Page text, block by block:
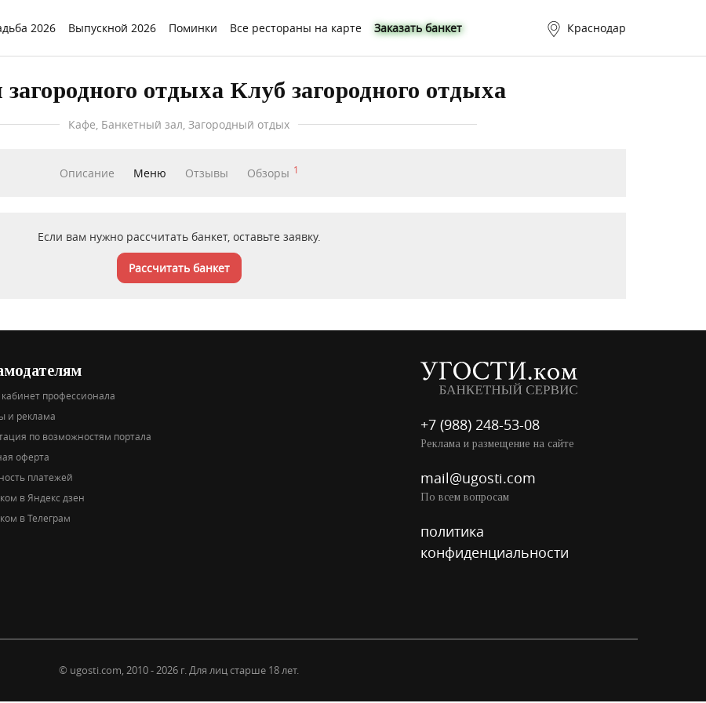
2026 Выпускной 2026 Поминки Все рестораны на карте Заказать банкет Краснодар
отдыха Клуб загородного отдыха
Кафе, Банкетный зал, Загородный отдых
Описание Меню Отзывы Обзоры 1
Если вам нужно рассчитать банкет, оставьте заявку.
Рассчитать банкет
профессионала
и реклама
по возможностям портала
оферта
платежей
в Яндекс дзен
в Телеграм
+7 (988) 248-53-08
Реклама и размещение на сайте
mail@ugosti.com
По всем вопросам
политика
конфиденциальности
© ugosti.com, 2010 - 2026 г.Для лиц старше 18 лет.